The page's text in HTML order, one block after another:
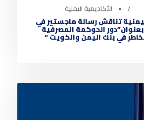
• الأكاديمية اليمنية
تناقش رسالة ماجستير في
بعنوان”دور الحوكمة المصرفية
في بنك اليمن والكويت “